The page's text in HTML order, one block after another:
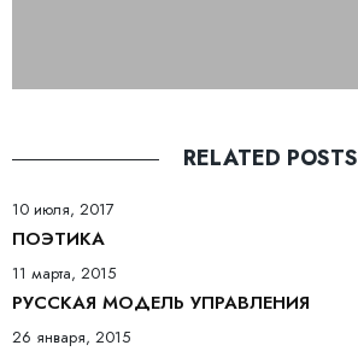
RELATED POSTS
10 июля, 2017
ПОЭТИКА
11 марта, 2015
РУССКАЯ МОДЕЛЬ УПРАВЛЕНИЯ
26 января, 2015